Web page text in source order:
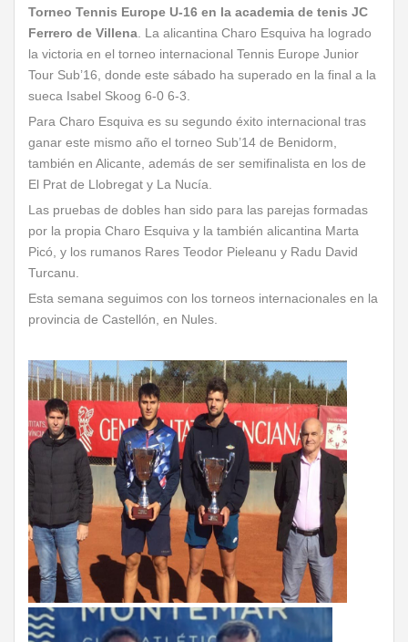
Torneo Tennis Europe U-16 en la academia de tenis JC
Ferrero de Villena . La alicantina Charo Esquiva ha logrado
la victoria en el torneo internacional Tennis Europe Junior
Tour Sub’16, donde este sábado ha superado en la final a la
sueca Isabel Skoog 6-0 6-3.
Para Charo Esquiva es su segundo éxito internacional tras
ganar este mismo año el torneo Sub’14 de Benidorm,
también en Alicante, además de ser semifinalista en los de
El Prat de Llobregat y La Nucía.
Las pruebas de dobles han sido para las parejas formadas
por la propia Charo Esquiva y la también alicantina Marta
Picó, y los rumanos Rares Teodor Pieleanu y Radu David
Turcanu.
Esta semana seguimos con los torneos internacionales en la
provincia de Castellón, en Nules.